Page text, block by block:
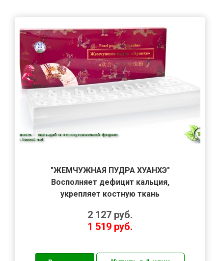
"ЖЕМЧУЖНАЯ ПУДРА ХУАНХЭ"
Восполняет дефицит кальция,
укрепляет костную ткань
2 127 руб.
1 519 руб.